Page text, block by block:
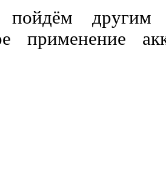
другим
применение